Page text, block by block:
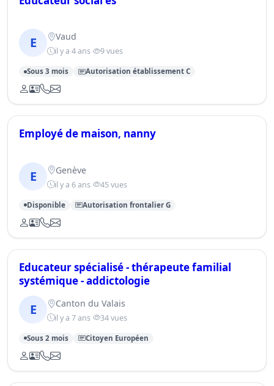
E Vaud
il y a 4 ans 9 vues
Sous 3 mois Autorisation établissement C
Employé de maison, nanny
E Genève
il y a 6 ans 45 vues
Disponible Autorisation frontalier G
Educateur spécialisé - thérapeute familial
systémique - addictologie
E Canton du Valais
il y a 7 ans 34 vues
Sous 2 mois Citoyen Européen